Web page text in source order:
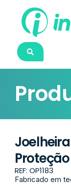
Proteção
REF: OP1183
Fabricado em